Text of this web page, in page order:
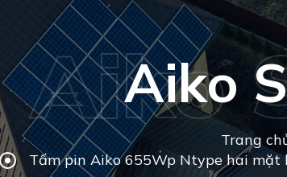
Aiko
Aiko
Trang
Tấm pin Aiko 655Wp Ntype hai mặt